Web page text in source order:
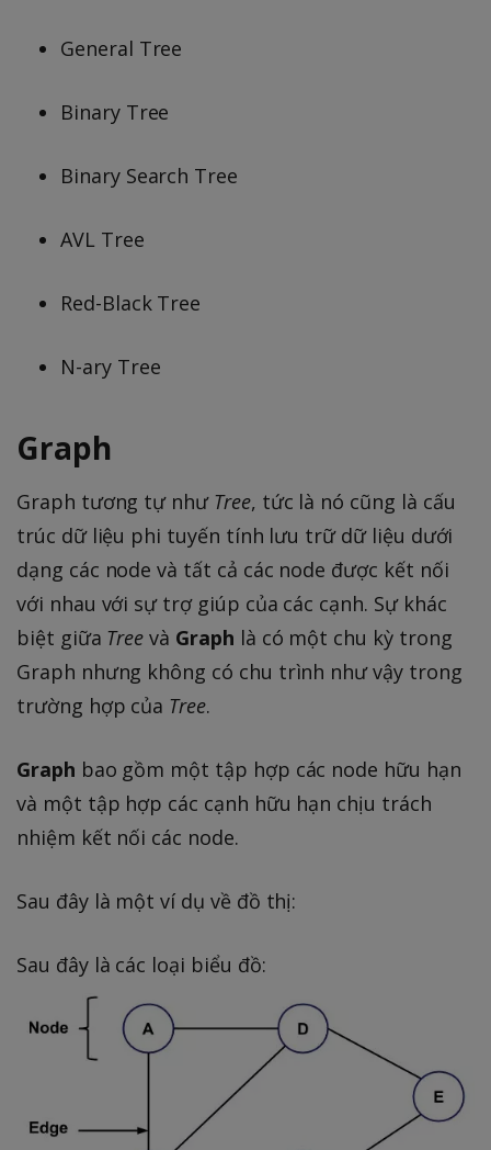
General Tree
Binary Tree
Binary Search Tree
AVL Tree
Red-Black Tree
N-ary Tree
Graph
Graph tương tự như Tree, tức là nó cũng là cấu
trúc dữ liệu phi tuyến tính lưu trữ dữ liệu dưới
dạng các node và tất cả các node được kết nối
với nhau với sự trợ giúp của các cạnh. Sự khác
biệt giữa Tree và Graph là có một chu kỳ trong
Graph nhưng không có chu trình như vậy trong
trường hợp của Tree.
Graph bao gồm một tập hợp các node hữu hạn
và một tập hợp các cạnh hữu hạn chịu trách
nhiệm kết nối các node.
Sau đây là một ví dụ về đồ thị:
Sau đây là các loại biểu đồ: